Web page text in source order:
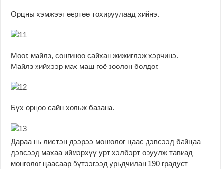
Орцны хэмжээг өөртөө тохируулаад хийнэ.
Мөөг, майлз, сонгиноо сайхан жижиглэж хэрчинэ.
Майлз хийхээр мах маш гоё зөөлөн болдог.
Бүх орцоо сайн хольж базана.
Дараа нь листэн дээрээ мөнгөлөг цаас дэвсээд байцаа
дэвсээд махаа иймэрхүү урт хэлбэрт оруулж тавиад
мөнгөлөг цаасаар бүтээгээд урьдчилан 190 градуст